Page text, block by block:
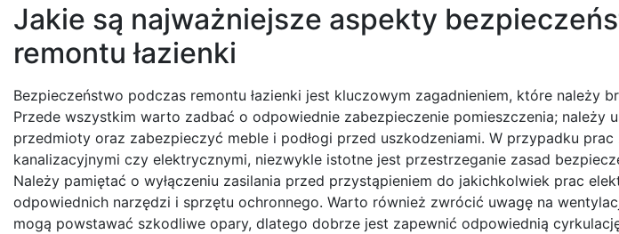
Jakie są najważniejsze aspekty
remontu łazienki
Bezpieczeństwo podczas remontu łazienki jest kluczowym zagadnieniem, które należy
Przede wszystkim warto zadbać o odpowiednie zabezpieczenie pomieszczenia; należy
przedmioty oraz zabezpieczyć meble i podłogi przed uszkodzeniami. W przypadku
kanalizacyjnymi czy elektrycznymi, niezwykle istotne jest przestrzeganie zasad
Należy pamiętać o wyłączeniu zasilania przed przystąpieniem do jakichkolwiek prac
odpowiednich narzędzi i sprzętu ochronnego. Warto również zwrócić uwagę na
mogą powstawać szkodliwe opary, dlatego dobrze jest zapewnić odpowiednią